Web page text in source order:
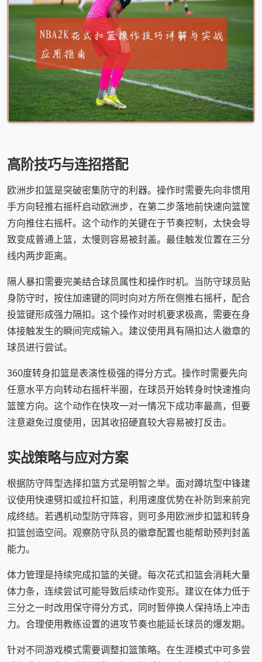
高阶技巧与连招搭配
欧洲步扣篮是突破密集防守的利器。操作时需要先向非惯用
手方向轻推右摇杆启动欧洲步，在第二步落地前快速向篮筐
方向推住右摇杆。这个动作的关键在于节奏控制，太快会导
致变成普通上篮，太慢则容易被封盖。最佳触发位置在三分
线内两步距离。
隔人暴扣需要完美结合球员属性和操作时机。当防守球员贴
身防守时，按住加速键的同时向对方所在侧推右摇杆，配合
投篮键形成强力隔扣。这个操作对时机要求极高，需要在身
体接触发生的瞬间完成输入。建议使用具有隔扣达人徽章的
球员进行尝试。
360度转身扣篮是表演性极强的得分方式。操作时需要先向
任意水平方向转动右摇杆半圈，在球员开始转身时快速推向
篮筐方向。这个动作在快攻一对一情况下成功率最高，但要
注意避免过度使用，因其收招硬直较大容易被打反击。
实战策略与应对方案
根据防守阵型选择扣篮方式是明智之举。面对蹲坑型中锋建
议使用快速劈扣或拉杆扣篮，利用速度优势在补防到来前完
成终结。若遇机动型防守阵容，则可多用欧洲步扣篮和转身
扣篮创造空间。观察防守队员的徽章配置也能帮助预判封盖
能力。
体力管理是持续完成扣篮的关键。每次花式扣篮会消耗大量
体力条，连续尝试可能导致后续动作变形。建议在体力低于
三分之一时改用保守得分方式，同时暂停换人保持场上冲击
力。合理使用教练设置的进攻节奏也能延长球员的爆发期。
针对不同游戏模式需要调整扣篮策略。在生涯模式中可多尝